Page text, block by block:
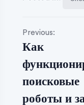
Previous:
Как
поисковые
роботы и